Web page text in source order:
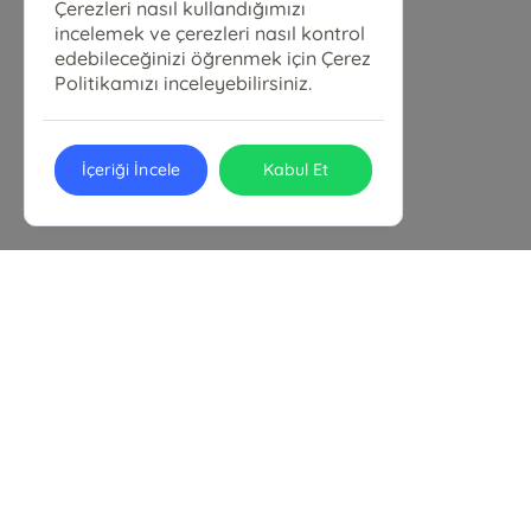
Çerezleri nasıl kullandığımızı
incelemek ve çerezleri nasıl kontrol
edebileceğinizi öğrenmek için Çerez
Politikamızı inceleyebilirsiniz.
İçeriği İncele Kabul Et